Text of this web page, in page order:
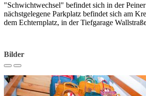
"Schwichtwechsel" befindet sich in der
nächstgelegene Parkplatz befindet sich am
dem Echternplatz, in der Tiefgarage
Bilder